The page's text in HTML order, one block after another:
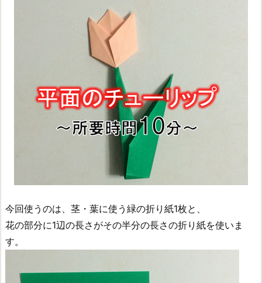
今回使うのは、茎・葉に使う緑の折り紙1枚と、
花の部分に1辺の長さがその半分の長さの折り紙を使いま
す。